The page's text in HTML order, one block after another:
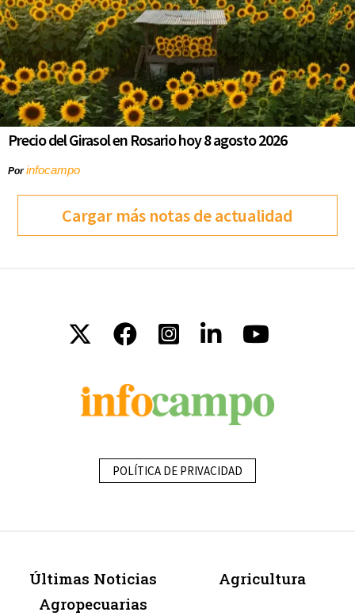
Precio del Girasol en Rosario hoy 8 agosto 2026
Porinfocampo
Cargar más notas de actualidad
POLÍTICA DE PRIVACIDAD
Últimas Noticias
Agropecuarias
Agricultura